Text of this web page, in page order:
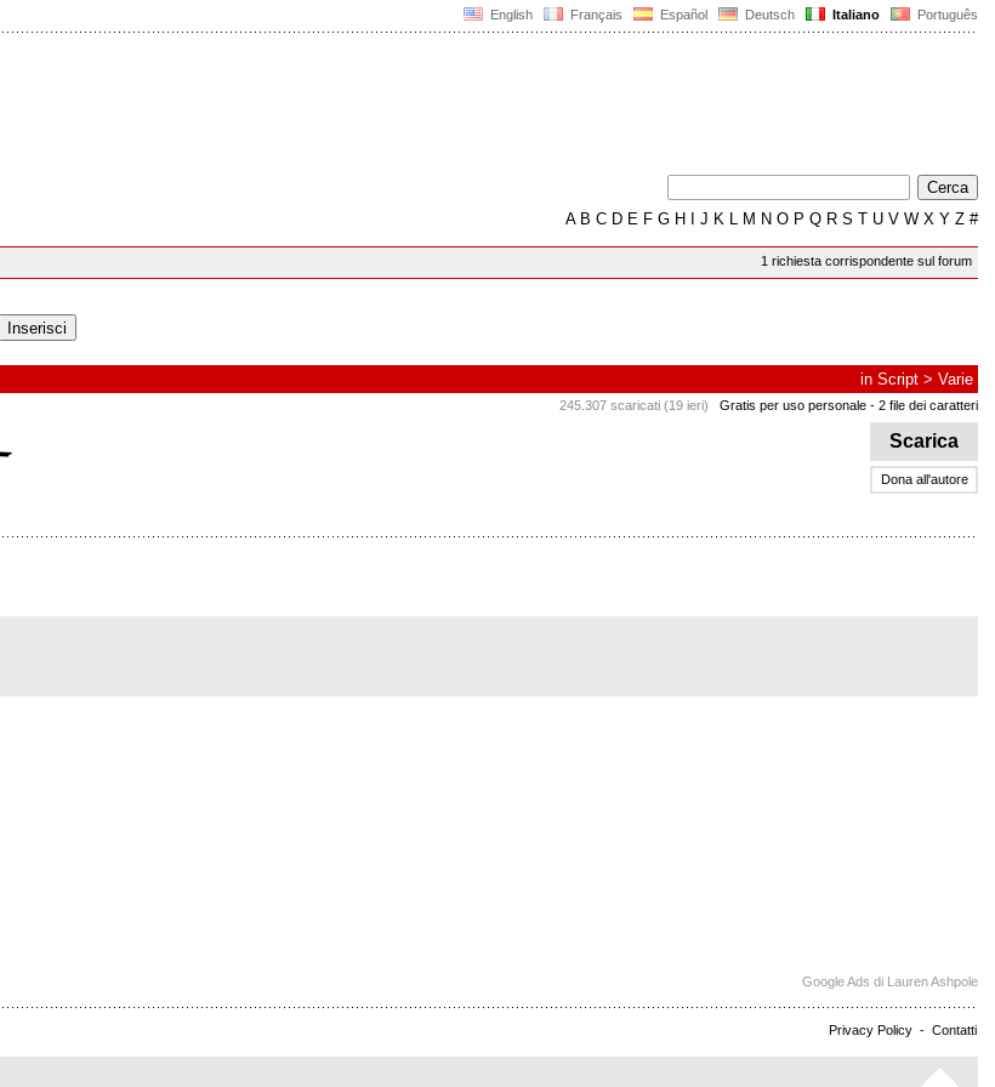
English Français Español Deutsch Italiano Português
AB C D E F G H J K L M N O P Q R S T U V W X Y Z #
1 richiesta corrispondente sul forum
in Script > Varie
245.307 scaricati (19 ieri) Gratis per uso personale - 2 file dei caratteri
Scarica
Dona all'autore
Google Ads di Lauren Ashpole
Privacy Policy - Contatti